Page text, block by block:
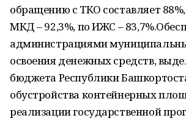
обращению с ТКО составляет
МКД – 92,3%, по ИЖС –
администрациями
освоения денежных средств,
бюджета Республики
обустройства контейнерных
реализации государственной